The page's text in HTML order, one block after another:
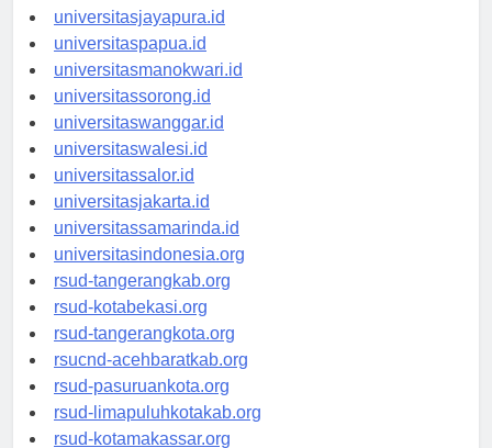
universitassofifi.id
universitasjayapura.id
universitaspapua.id
universitasmanokwari.id
universitassorong.id
universitaswanggar.id
universitaswalesi.id
universitassalor.id
universitasjakarta.id
universitassamarinda.id
universitasindonesia.org
rsud-tangerangkab.org
rsud-kotabekasi.org
rsud-tangerangkota.org
rsucnd-acehbaratkab.org
rsud-pasuruankota.org
rsud-limapuluhkotakab.org